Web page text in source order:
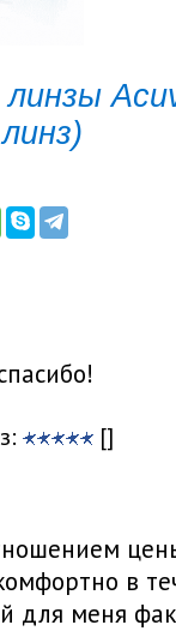
линзы
[]
в
для меня